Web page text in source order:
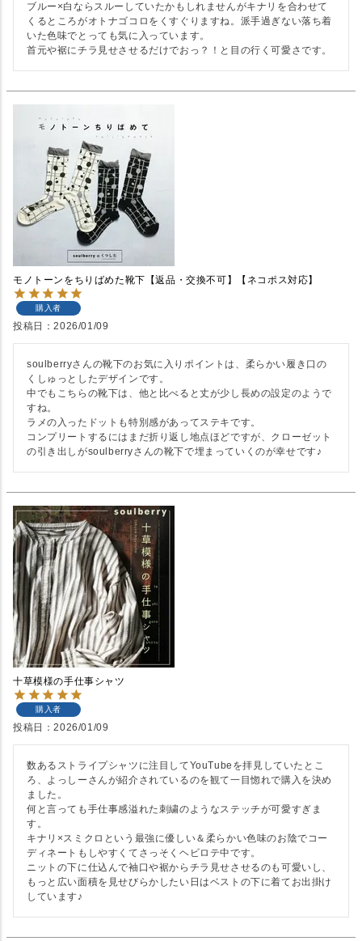
ブルー×白ならスルーしていたかもしれませんがキナリを合わせて
くるところがオトナゴコロをくすぐりますね。派手過ぎない落ち着
いた色味でとっても気に入っています。
首元や裾にチラ見せさせるだけでおっ？！と目の行く可愛さです。
モノトーンをちりばめた靴下【返品・交換不可】【ネコポス対応】
購入者
投稿日 2026/01/09
soulberryさんの靴下のお気に入りポイントは、柔らかい履き口の
くしゅっとしたデザインです。
中でもこちらの靴下は、他と比べると丈が少し長めの設定のようで
すね。
ラメの入ったドットも特別感があってステキです。
コンプリートするにはまだ折り返し地点ほどですが、クローゼット
の引き出しがsoulberryさんの靴下で埋まっていくのが幸せです♪
十草模様の手仕事シャツ
購入者
投稿日 2026/01/09
数あるストライプシャツに注目してYouTubeを拝見していたとこ
ろ、よっしーさんが紹介されているのを観て一目惚れで購入を決め
ました。
何と言っても手仕事感溢れた刺繍のようなステッチが可愛すぎま
す。
キナリ×スミクロという最強に優しい＆柔らかい色味のお陰でコー
ディネートもしやすくてさっそくヘビロテ中です。
ニットの下に仕込んで袖口や裾からチラ見せさせるのも可愛いし、
もっと広い面積を見せびらかしたい日はベストの下に着てお出掛け
しています♪